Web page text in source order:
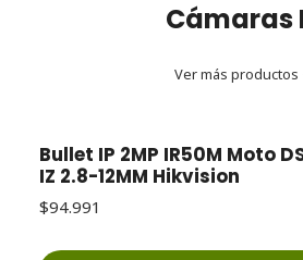
Cámaras
Ver más productos
Bullet IP 2MP IR50M Moto
IZ 2.8-12MM Hikvision
$94.991